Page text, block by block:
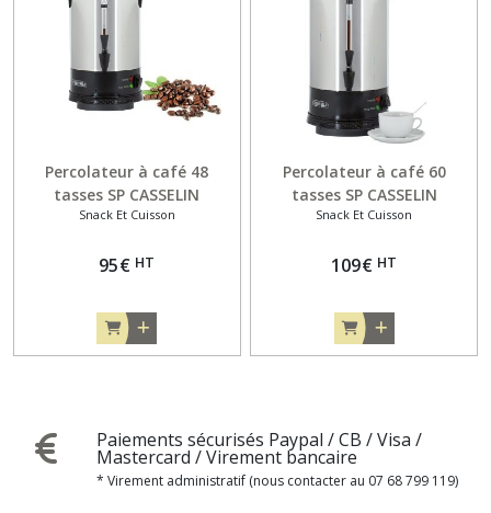
Percolateur à café 48
tasses SP CASSELIN
Snack Et Cuisson
95€ HT
Percolateur à café 60
tasses SP CASSELIN
Snack Et Cuisson
109€ HT
Paiements sécurisés Paypal / CB / Visa /
Mastercard / Virement bancaire
* Virement administratif (nous contacter au 07 68 799 119)